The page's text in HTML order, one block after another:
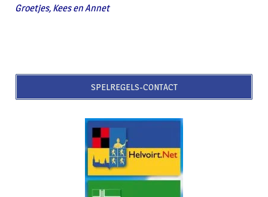
Groetjes, Kees en Annet
SPELREGELS-CONTACT